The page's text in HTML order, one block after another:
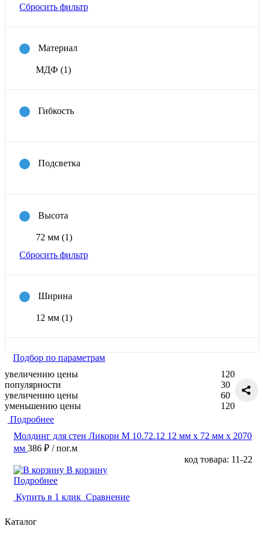
Сбросить фильтр
Материал
МДФ (1)
Гибкость
Подсветка
Высота
72 мм (1)
Сбросить фильтр
Ширина
12 мм (1)
Подбор по параметрам
увеличению цены
популярности
увеличению цены
уменьшению цены
120
30
60
120
Подробнее
Молдинг для стен Ликорн М 10.72.12 12 мм х 72 мм х 2070
мм 386 ₽ / пог.м
код товара: 11-22
В корзину
Подробнее
Купить в 1 клик Сравнение
Каталог